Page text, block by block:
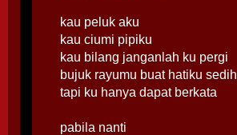
kau peluk aku
kau ciumi pipiku
kau bilang janganlah ku pergi
bujuk rayumu buat hatiku sedih
tapi ku hanya dapat berkata
pabila nanti